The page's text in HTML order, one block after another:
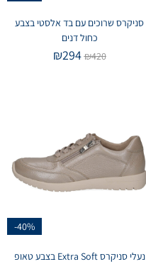
סניקרס שרוכים עם בד אלסטי בצבע
כחול דנים
₪420
₪294
-40%
נעלי סניקרס Extra Soft בצבע טאופ